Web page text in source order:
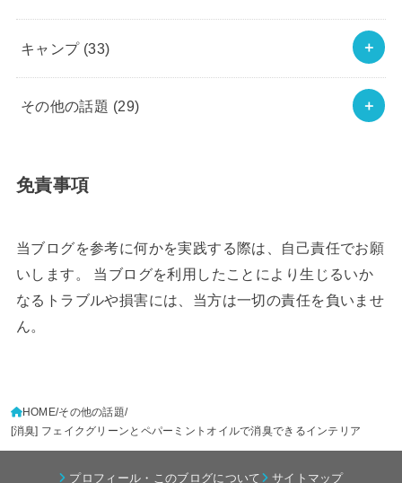
キャンプ (33)
その他の話題 (29)
免責事項
当ブログを参考に何かを実践する際は、自己責任でお願
いします。 当ブログを利用したことにより生じるいか
なるトラブルや損害には、当方は一切の責任を負いませ
ん。
HOME その他の話題
[消臭] フェイクグリーンとペパーミントオイルで消臭できるインテリア
プロフィール・このブログについて サイトマップ